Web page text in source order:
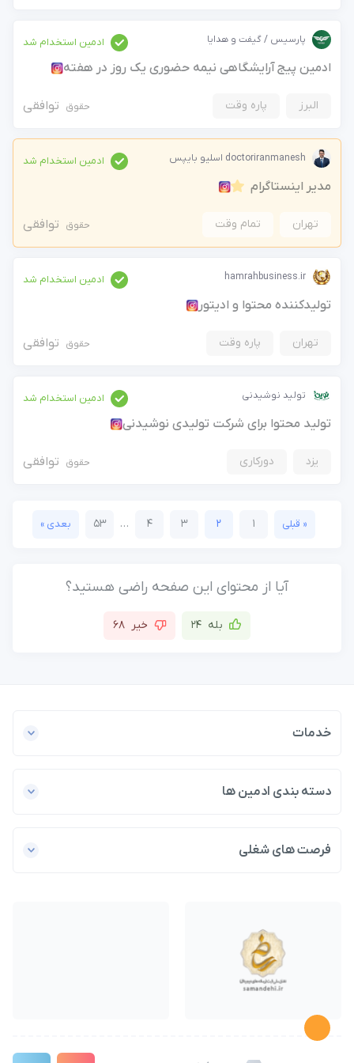
پارسیس / گیفت و هدایا ادمین استخدام شد
ادمین پیج آرایشگاهی نیمه حضوری یک روز در هفته
البرز پاره وقت حقوق توافقی
doctoriranmanesh اسلیو بایپس ادمین استخدام شد
مدیر اینستاگرام
تهران تمام وقت حقوق توافقی
hamrahbusiness.ir ادمین استخدام شد
تولیدکننده محتوا و ادیتور
تهران پاره وقت حقوق توافقی
تولید نوشیدنی ادمین استخدام شد
تولید محتوا برای شرکت تولیدی نوشیدنی
یزد دورکاری حقوق توافقی
« قبلی 1
2
3
4
…
53 بعدی »
آیا از محتوای این صفحه راضی هستید؟
بله 24 خیر 68
خدمات
دسته بندی ادمین ها
فرصت های شغلی